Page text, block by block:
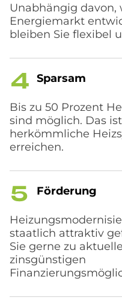
Unabhängig davon,
Energiemarkt
bleiben Sie flexibel
Spar­sam
Bis zu 50 Prozent
sind möglich. Das
herkömmliche
erreichen.
För­de­rung
staatlich attraktiv
Sie gerne zu
zinsgünstigen